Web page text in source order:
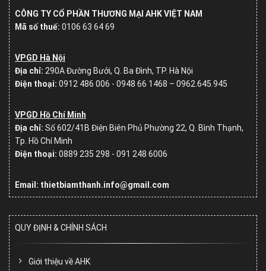
CÔNG TY CỔ PHẦN THƯƠNG MẠI AHK VIỆT NAM
Mã số thuế: 0106 63 64 69
VPGD Hà Nội
Địa chỉ: 290A Đường Bưởi, Q. Ba Đình, TP. Hà Nội
Điện thoại: 0912 486 006 - 0948 66 1468 – 0962.645.945
VPGD Hồ Chí Minh
Địa chỉ: Số602/41B Điện Biên Phủ Phường 22, Q. Bình Thạnh,
Tp. Hồ Chí Minh
Điện thoại: 0889 235 298 - 091 248 6006
Email: thietbiamthanh.info@gmail.com
QUY ĐỊNH & CHÍNH SÁCH
Giới thiệu về AHK